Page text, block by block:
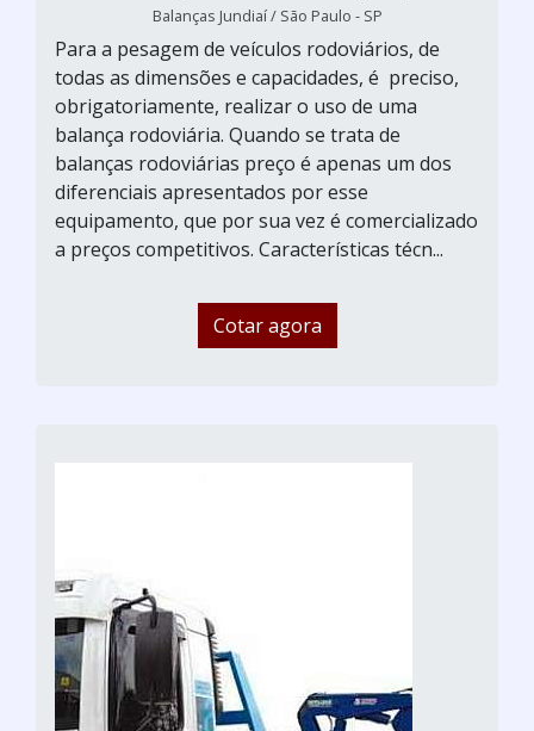
Balanças Jundiaí / São Paulo - SP
Para a pesagem de veículos rodoviários, de
todas as dimensões e capacidades, é preciso,
obrigatoriamente, realizar o uso de uma
balança rodoviária. Quando se trata de
balanças rodoviárias preço é apenas um dos
diferenciais apresentados por esse
equipamento, que por sua vez é comercializado
a preços competitivos. Características técn...
Cotar agora